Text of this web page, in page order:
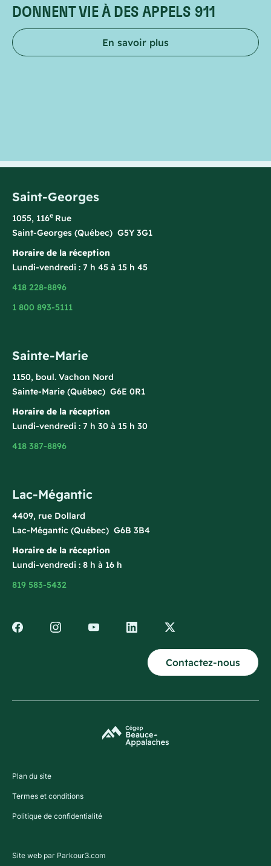
DONNENT VIE À DES APPELS 911
En savoir plus
Saint-Georges
1055, 116e Rue
Saint-Georges (Québec) G5Y 3G1
Horaire de la réception
Lundi-vendredi : 7 h 45 à 15 h 45
418 228-8896
1 800 893-5111
Sainte-Marie
1150, boul. Vachon Nord
Sainte-Marie (Québec) G6E 0R1
Horaire de la réception
Lundi-vendredi : 7 h 30 à 15 h 30
418 387-8896
Lac-Mégantic
4409, rue Dollard
Lac-Mégantic (Québec) G6B 3B4
Horaire de la réception
Lundi-vendredi : 8 h à 16 h
819 583-5432
Contactez-nous
Plan du site
Termes et conditions
Politique de confidentialité
Site web par Parkour3.com